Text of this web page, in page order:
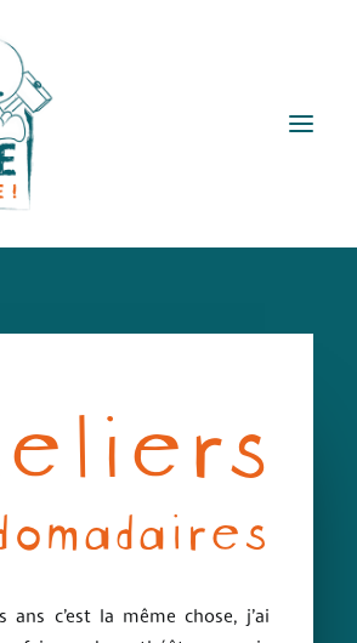
ans c’est la même chose, j’ai